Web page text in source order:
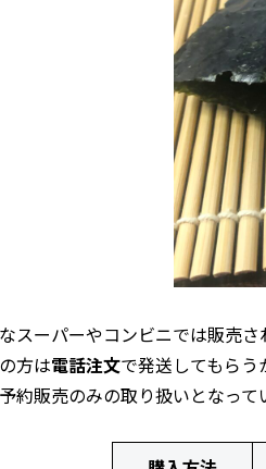
スーパーやコンビニでは販売さ
方は電話注文で発送してもらう
約販売のみの取り扱いとなって